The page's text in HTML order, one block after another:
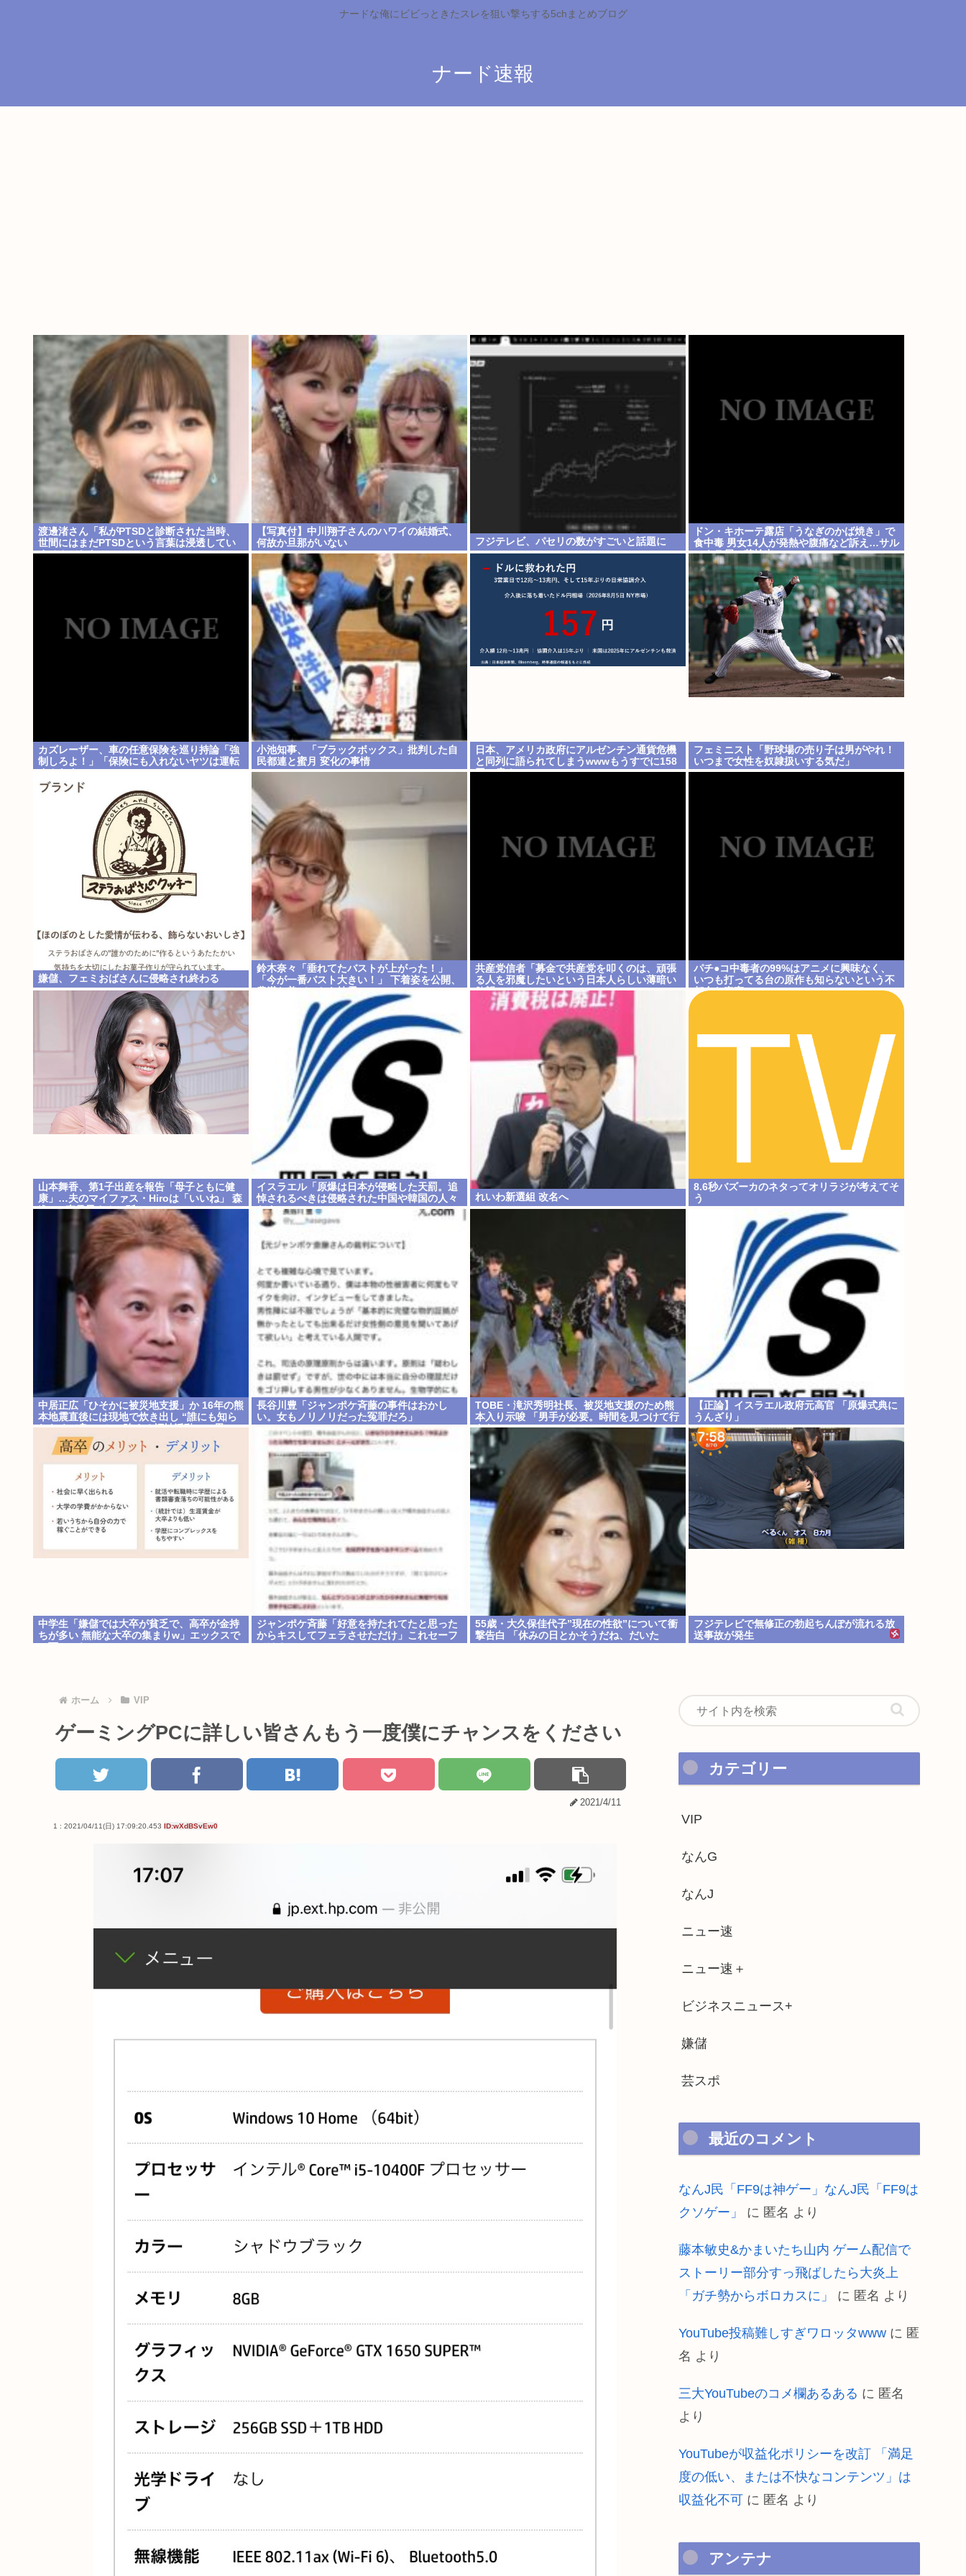
ナードな俺にビビっときたスレを狙い撃ちする5chまとめブログ
ナード速報
渡邊渚さん「私がPTSDと診断された当時、
世間にはまだPTSDという言葉は浸透してい
ませんでした」
【写真付】中川翔子さんのハワイの結婚式、
何故か旦那がいない
フジテレビ、パセリの数がすごいと話題に
ドン・キホーテ露店「うなぎのかば焼き」で
食中毒 男女14人が発熱や腹痛など訴え…サル
モネラ属の菌検出
カズレーザー、車の任意保険を巡り持論「強
制しろよ！」「保険にも入れないヤツは運転
小池知事、「ブラックボックス」批判した自
民都連と蜜月 変化の事情
日本、アメリカ政府にアルゼンチン通貨危機
と同列に語られてしまうwwwもうすでに158
円に戻る
フェミニスト「野球場の売り子は男がやれ！
いつまで女性を奴隷扱いする気だ」
嫌儲、フェミおばさんに侵略され終わる
鈴木奈々「垂れてたバストが上がった！」
「今が一番バスト大きい！」 下着姿を公開、
共産党信者「募金で共産党を叩くのは、頑張
る人を邪魔したいという日本人らしい薄暗い
欲望のせい」
パチ●コ中毒者の99%はアニメに興味なく、
いつも打ってる台の原作も知らないという不
都合な真実
山本舞香、第1子出産を報告「母子ともに健
康」…夫のマイファス・Hiroは「いいね」 森
進一&森昌子さんの孫
イスラエル「原爆は日本が侵略した天罰。追
悼されるべきは侵略された中国や韓国の人々
だよ
れいわ新選組 改名へ
8.6秒バズーカのネタってオリラジが考えてそ
う
中居正広「ひそかに被災地支援」か 16年の熊
本地震直後には現地で炊き出し “誰にも知ら
れなくて良い”と、強まる福祉活動への思い
長谷川豊「ジャンポケ斉藤の事件はおかし
い。女もノリノリだった冤罪だろ」
TOBE・滝沢秀明社長、被災地支援のため熊
本入り示唆 「男手が必要。時間を見つけて行
きたい」
【正論】イスラエル政府元高官 「原爆式典に
うんざり」
中学生「嫌儲では大卒が貧乏で、高卒が金持
ちが多い 無能な大卒の集まりw」エックスで
ジャンポケ斉藤「好意を持たれてたと思った
からキスしてフェラさせただけ」これセーフ
55歳・大久保佳代子”現在の性欲”について衝
撃告白 「休みの日とかそうだね、だいた
フジテレビで無修正の勃起ちんぽが流れる放
送事故が発生
ホーム VIP
ゲーミングPCに詳しい皆さんもう一度僕にチャンスをください
2021/4/11
1 : 2021/04/11(日) 17:09:20.453 ID:wXdBSvEw0
カテゴリー
VIP
なんG
なんJ
ニュー速
ニュー速＋
ビジネスニュース+
嫌儲
芸スポ
最近のコメント
なんJ民「FF9は神ゲー」なんJ民「FF9は
クソゲー」
に 匿名 より
藤本敏史&かまいたち山内 ゲーム配信で
ストーリー部分すっ飛ばしたら大炎上
「ガチ勢からボロカスに」
に 匿名 より
YouTube投稿難しすぎワロッタwww に 匿
名 より
三大YouTubeのコメ欄あるある に 匿名
より
YouTubeが収益化ポリシーを改訂 「満足
度の低い、または不快なコンテンツ」は
収益化不可 に 匿名 より
アンテナ